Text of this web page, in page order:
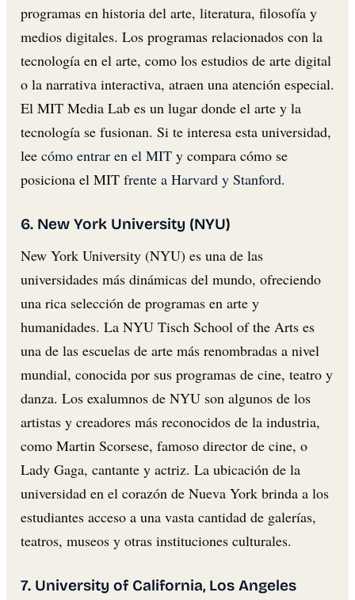
programas en historia del arte, literatura, filosofía y
medios digitales. Los programas relacionados con la
tecnología en el arte, como los estudios de arte digital
o la narrativa interactiva, atraen una atención especial.
El MIT Media Lab es un lugar donde el arte y la
tecnología se fusionan. Si te interesa esta universidad,
lee cómo entrar en el MIT y compara cómo se
posiciona el MIT frente a Harvard y Stanford.
6. New York University (NYU)
New York University (NYU) es una de las
universidades más dinámicas del mundo, ofreciendo
una rica selección de programas en arte y
humanidades. La NYU Tisch School of the Arts es
una de las escuelas de arte más renombradas a nivel
mundial, conocida por sus programas de cine, teatro y
danza. Los exalumnos de NYU son algunos de los
artistas y creadores más reconocidos de la industria,
como Martin Scorsese, famoso director de cine, o
Lady Gaga, cantante y actriz. La ubicación de la
universidad en el corazón de Nueva York brinda a los
estudiantes acceso a una vasta cantidad de galerías,
teatros, museos y otras instituciones culturales.
7. University of California, Los Angeles